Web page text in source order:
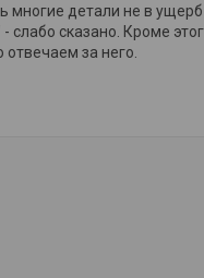
детали не в
сказано. Кроме
за него.